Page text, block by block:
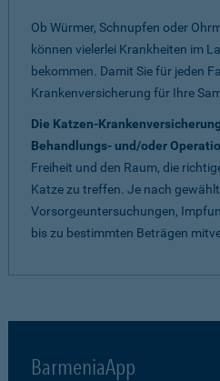
Ob Würmer, Schnupfen oder
können vielerlei Krankheiten im
bekommen. Damit Sie für jeden
Krankenversicherung für Ihre
Die Katzen-
Behandlungs- und/oder
Freiheit und den Raum, die
Katze zu treffen. Je nach
Vorsorgeuntersuchungen,
bis zu bestimmten Beträgen
BarmeniaApp